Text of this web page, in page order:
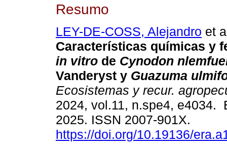
Resumo
LEY-DE-COSS, Alejandro et
Características químicas y
in vitro de Cynodon
Vanderyst y Guazuma
Ecosistemas y recur.
2024, vol.11, n.spe4, e4034.
2025. ISSN 2007-901X.
https://doi.org/10.19136/